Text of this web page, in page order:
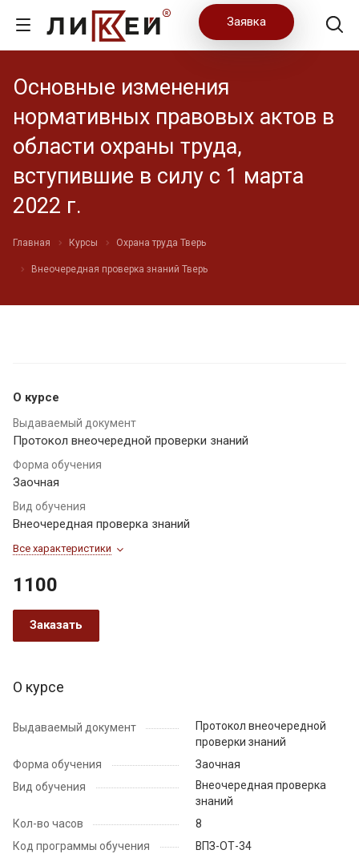
Заявка
Основные изменения
нормативных правовых актов в
области охраны труда,
вступившие в силу с 1 марта
2022 г.
Главная Курсы Охрана труда Тверь
Внеочередная проверка знаний Тверь
О курсе
Выдаваемый документ
Протокол внеочередной проверки знаний
Форма обучения
Заочная
Вид обучения
Внеочередная проверка знаний
Все характеристики
1100
Заказать
О курсе
Выдаваемый документ
Протокол внеочередной
проверки знаний
Форма обучения
Заочная
Вид обучения
Внеочередная проверка
знаний
Кол-во часов
8
Код программы обучения
ВПЗ-ОТ-34